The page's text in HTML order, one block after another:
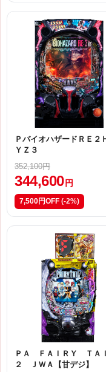
ＰバイオハザードＲＥ２
ＹＺ３
352,100円
344,600 円
7,500円OFF (-2%)
ＰＡ ＦＡＩＲＹ ＴＡ
２ ＪＷＡ【甘デジ】